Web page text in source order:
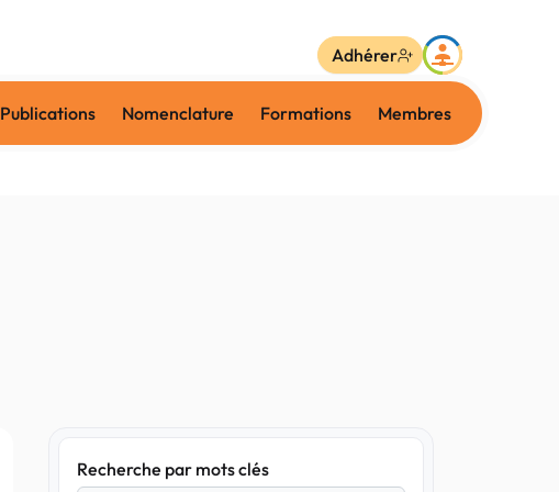
Publications Nomenclature Formations Membres
Adhérer
Recherche par mots clés